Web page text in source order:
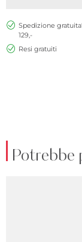
Spedizione
129,-
Resi gratuiti
Potrebbe